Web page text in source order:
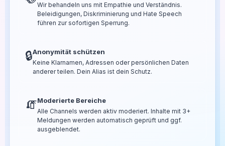
Wir behandeln uns mit Empathie und Verständnis.
Beleidigungen, Diskriminierung und Hate Speech
führen zur sofortigen Sperrung.
🔒Anonymität schützen
Keine Klarnamen, Adressen oder persönlichen Daten
anderer teilen. Dein Alias ist dein Schutz.
🧯Moderierte Bereiche
Alle Channels werden aktiv moderiert. Inhalte mit 3+
Meldungen werden automatisch geprüft und ggf.
ausgeblendet.